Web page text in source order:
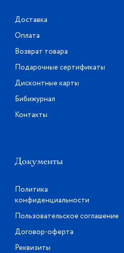
Доставка
Оплата
Возврат товара
Подарочные сертификаты
Дисконтные карты
Бибижурнал
Контакты
Документы
Политика
конфиденциальности
Пользовательское соглашение
Договор-оферта
Реквизиты